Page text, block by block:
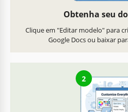
Obtenha seu
Clique em "Editar modelo" para
Google Docs ou baixar
2